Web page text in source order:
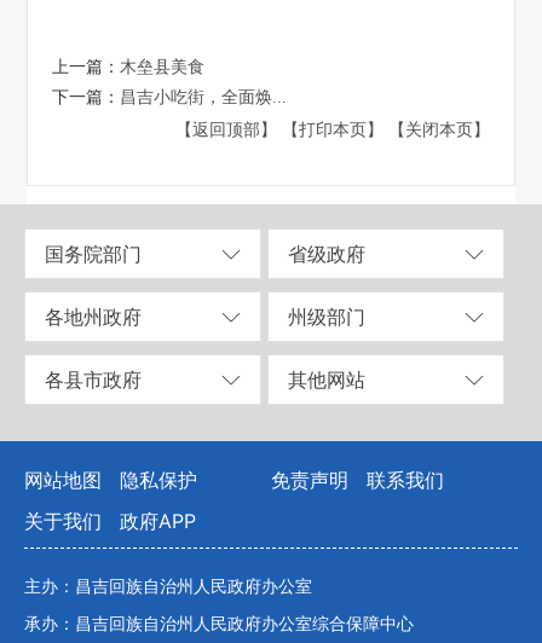
上一篇： 木垒县美食
下一篇： 昌吉小吃街，全面焕...
【返回顶部】
【打印本页】 【关闭本页】
国务院部门 省级政府
各地州政府 州级部门
各县市政府 其他网站
网站地图 隐私保护 免责声明
联系我们
关于我们
政府APP
主办：昌吉回族自治州人民政府办公室
承办：昌吉回族自治州人民政府办公室综合保障中心